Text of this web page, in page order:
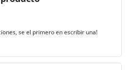
se el primero en escribir una!